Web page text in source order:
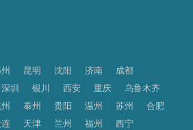
昆明 沈阳 济南
成都
深圳 银川 西安 重庆
乌鲁木齐
泰州 贵阳 温州 苏州
合肥
连 天津 兰州 福州 西宁